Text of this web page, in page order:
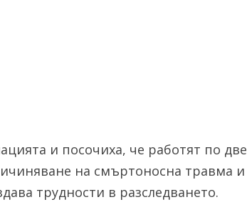
и посочиха, че работят по две
на смъртоносна травма и
трудности в разследването.